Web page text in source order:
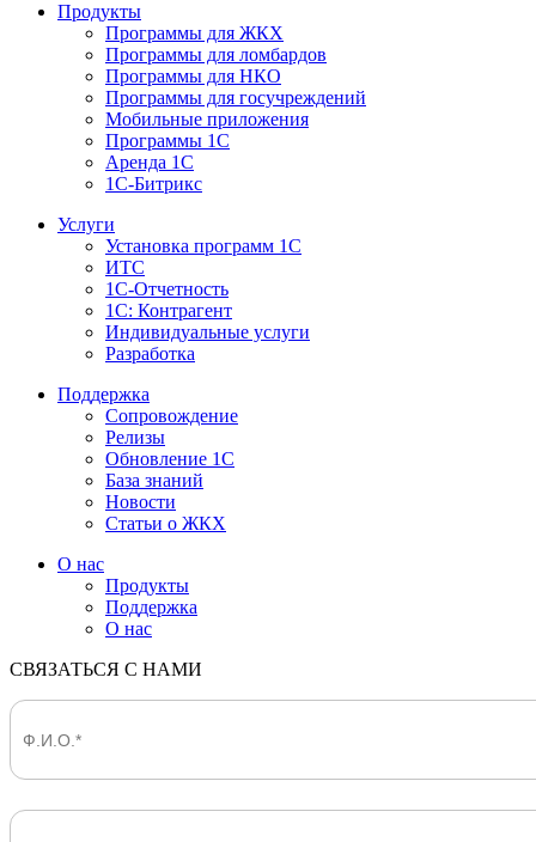
Продукты
Программы для ЖКХ
Программы для ломбардов
Программы для НКО
Программы для госучреждений
Мобильные приложения
Программы 1С
Аренда 1С
1С-Битрикс
Услуги
Установка программ 1С
ИТС
1С-Отчетность
1С: Контрагент
Индивидуальные услуги
Разработка
Поддержка
Сопровождение
Релизы
Обновление 1С
База знаний
Новости
Статьи о ЖКХ
О нас
Продукты
Поддержка
О нас
СВЯЗАТЬСЯ С НАМИ